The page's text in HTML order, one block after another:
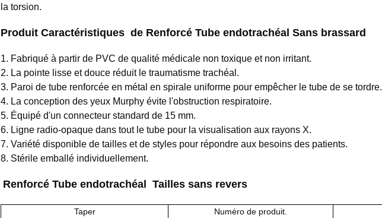
la torsion.
Produit Caractéristiques de Renforcé Tube endotrachéal Sans brassard
1. Fabriqué à partir de PVC de qualité médicale non toxique et non irritant.
2. La pointe lisse et douce réduit le traumatisme trachéal.
3. Paroi de tube renforcée en métal en spirale uniforme pour empêcher le tube de se tordre.
4. La conception des yeux Murphy évite l'obstruction respiratoire.
5. Équipé d'un connecteur standard de 15 mm.
6. Ligne radio-opaque dans tout le tube pour la visualisation aux rayons X.
7. Variété disponible de tailles et de styles pour répondre aux besoins des patients.
8. Stérile emballé individuellement.
Renforcé Tube endotrachéal Tailles sans revers
Taper Numéro de produit.